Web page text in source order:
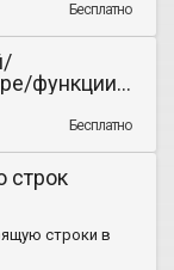
Бесплатно
функции
Бесплатно
строк
строки в